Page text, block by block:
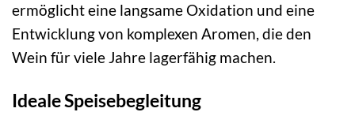
ermöglicht eine langsame Oxidation und eine
Entwicklung von komplexen Aromen, die den
Wein für viele Jahre lagerfähig machen.
Ideale Speisebegleitung